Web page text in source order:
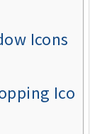
Icons
Ico